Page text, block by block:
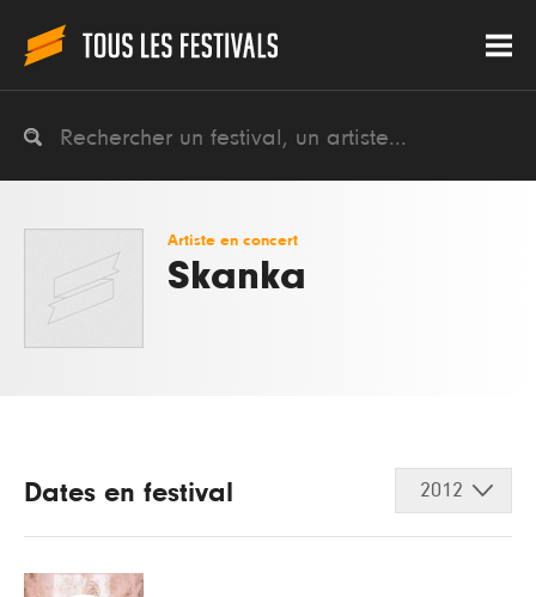
Artiste en concert
Skanka
Dates en festival 2012